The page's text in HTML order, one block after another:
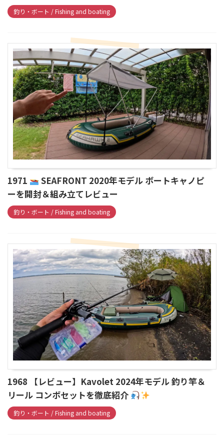
釣り・ボート / Fishing and boating
1971
SEAFRONT 2020年モデル ボートキャノピ
ーを開封＆組み立てレビュー
釣り・ボート / Fishing and boating
1968 【レビュー】Kavolet 2024年モデル 釣り竿＆
リール コンボセットを徹底紹介
釣り・ボート / Fishing and boating